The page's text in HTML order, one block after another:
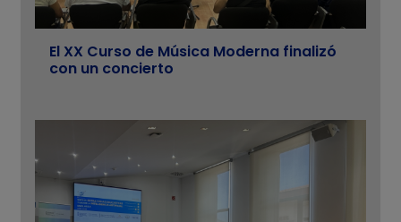
El XX Curso de Música Moderna finalizó
con un concierto